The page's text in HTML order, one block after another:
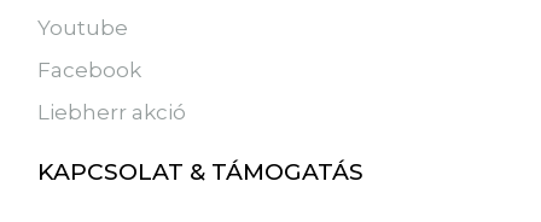
Youtube
Facebook
Liebherr akció
KAPCSOLAT & TÁMOGATÁS